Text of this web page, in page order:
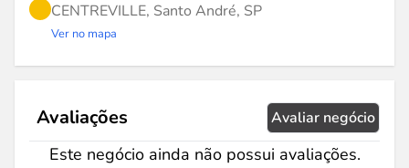
CENTREVILLE, Santo André, SP
Ver no mapa
Avaliações Avaliar negócio
Este negócio ainda não possui avaliações.